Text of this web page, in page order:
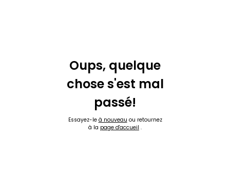
Oups, quelque
chose s'est mal
passé!
Essayez-le à nouveau ou retournez
à la page d'accueil .